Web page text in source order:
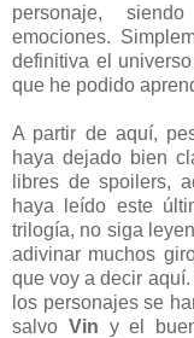
personaje,
emociones.
definitiva el
que he podido
A partir de aquí,
haya dejado bien
libres de spoilers,
haya leído este
trilogía, no siga
adivinar muchos
que voy a decir
los personajes se
salvo Vin y el